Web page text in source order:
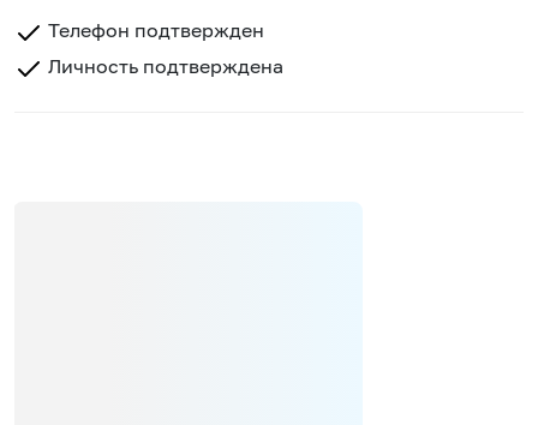
Телефон подтвержден
Личность подтверждена